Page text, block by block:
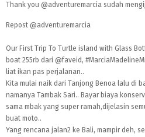
Thank you @adventuremarcia sudah
Repost @adventuremarcia
Our First Trip To Turtle island with Glass
boat 255rb dari @faveid ,
liat ikan pas perjalanan..
Kita mulai naik dari Tanjong Benoa lalu di
namanya Tambak Sari.. Bayar biaya
sama mbak yang super ramah,dijelasin
buat moto..
Yang rencana jalan2 ke Bali, mampir deh,